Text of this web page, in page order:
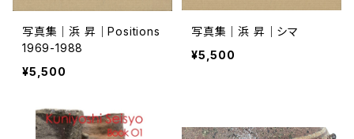
写真集｜浜 昇｜Positions
1969-1988
¥5,500
写真集｜浜 昇｜シマ
¥5,500